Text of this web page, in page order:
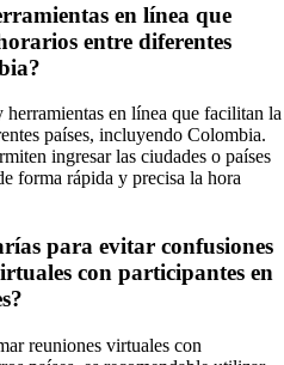
en línea que
entre diferentes
en línea que facilitan la
países, incluyendo Colombia.
ingresar las ciudades o países
forma rápida y precisa la hora
para evitar confusiones
con participantes en
reuniones virtuales con